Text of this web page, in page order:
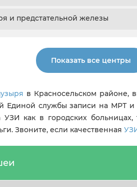
и предстательной железы
Показать все центры
в Красносельском районе,
Единой службы записи на МРТ
как в городских
Звоните, если качественная